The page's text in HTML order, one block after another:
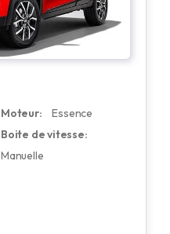
Moteur:
Essence
Boite de vitesse:
Manuelle